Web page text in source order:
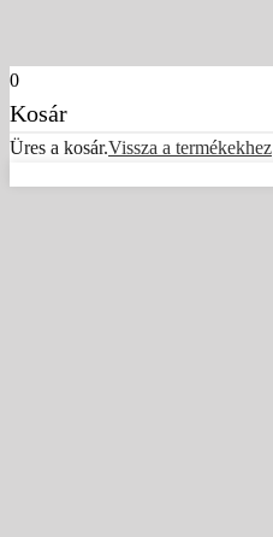
0
Kosár
Üres a kosár.Vissza a termékekhez